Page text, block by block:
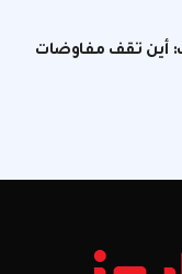
أين تقف مفاوضات